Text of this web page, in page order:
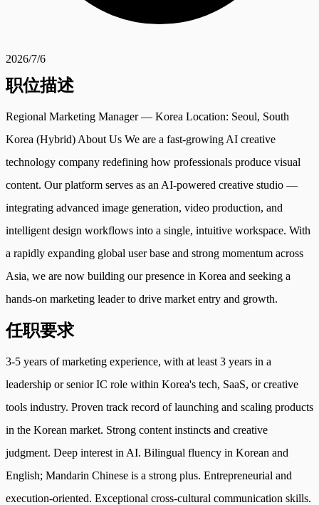
2026/7/6
职位描述
Regional Marketing Manager — Korea Location: Seoul, South
Korea (Hybrid) About Us We are a fast-growing AI creative
technology company redefining how professionals produce visual
content. Our platform serves as an AI-powered creative studio —
integrating advanced image generation, video production, and
intelligent design workflows into a single, intuitive workspace. With
a rapidly expanding global user base and strong momentum across
Asia, we are now building our presence in Korea and seeking a
hands-on marketing leader to drive market entry and growth.
任职要求
3-5 years of marketing experience, with at least 3 years in a
leadership or senior IC role within Korea's tech, SaaS, or creative
tools industry. Proven track record of launching and scaling products
in the Korean market. Strong content instincts and creative
judgment. Deep interest in AI. Bilingual fluency in Korean and
English; Mandarin Chinese is a strong plus. Entrepreneurial and
execution-oriented. Exceptional cross-cultural communication skills.